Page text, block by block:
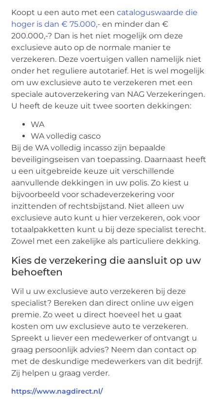
Koopt u een auto met eencataloguswaarde die
hoger is dan € 75.000,- en minder dan €
200.000,-? Dan is het niet mogelijk om deze
exclusieve auto op de normale manier te
verzekeren. Deze voertuigen vallen namelijk niet
onder het reguliere autotarief. Het is wel mogelijk
om uw exclusieve auto te verzekeren met een
speciale autoverzekering van NAG Verzekeringen.
U heeft de keuze uit twee soorten dekkingen:
WA
WA volledig casco
Bij de WA volledig incasso zijn bepaalde
beveiligingseisen van toepassing. Daarnaast heeft
u een uitgebreide keuze uit verschillende
aanvullende dekkingen in uw polis. Zo kiest u
bijvoorbeeld voor schadeverzekering voor
inzittenden of rechtsbijstand. Niet alleen uw
exclusieve auto kunt u hier verzekeren, ook voor
totaalpakketten kunt u bij deze specialist terecht.
Zowel met een zakelijke als particuliere dekking.
Kies de verzekering die aansluit op uw
behoeften
Wil u uw exclusieve auto verzekeren bij deze
specialist? Bereken dan direct online uw eigen
premie. Zo weet u direct hoeveel het u gaat
kosten om uw exclusieve auto te verzekeren.
Spreekt u liever een medewerker of ontvangt u
graag persoonlijk advies? Neem dan contact op
met de deskundige medewerkers van dit bedrijf.
Zij helpen u graag verder.
https://www.nagdirect.nl/